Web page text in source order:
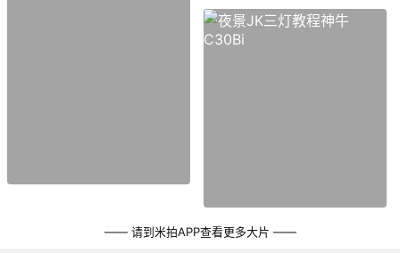
—— 请到米拍APP查看更多大片 ——